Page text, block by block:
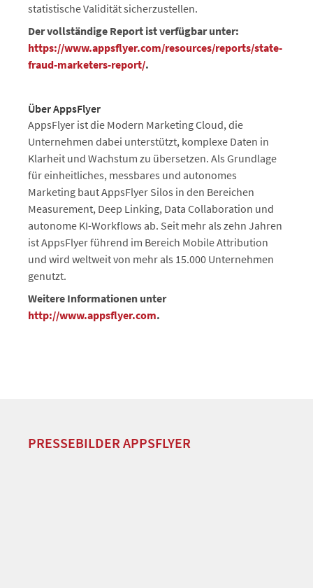
statistische Validität sicherzustellen.
Der vollständige Report ist verfügbar unter:
https://www.appsflyer.com/resources/reports/state-
fraud-marketers-report/.
Über AppsFlyer
AppsFlyer ist die Modern Marketing Cloud, die
Unternehmen dabei unterstützt, komplexe Daten in
Klarheit und Wachstum zu übersetzen. Als Grundlage
für einheitliches, messbares und autonomes
Marketing baut AppsFlyer Silos in den Bereichen
Measurement, Deep Linking, Data Collaboration und
autonome KI-Workflows ab. Seit mehr als zehn Jahren
ist AppsFlyer führend im Bereich Mobile Attribution
und wird weltweit von mehr als 15.000 Unternehmen
genutzt.
Weitere Informationen unter
http://www.appsflyer.com.
PRESSEBILDER APPSFLYER